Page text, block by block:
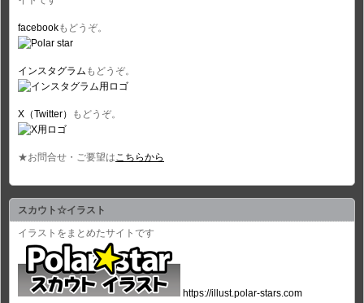
facebookもどうぞ。
インスタグラム もどうぞ。
X（Twitter） もどうぞ。
★お問合せ・ご要望はこちらから
スカウト☆イラスト
イラストをまとめたサイトです
https://illust.polar-stars.com